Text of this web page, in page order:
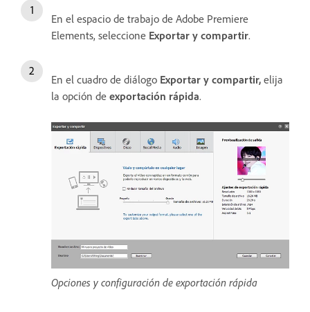
En el espacio de trabajo de Adobe Premiere
Elements, seleccione Exportar y compartir.
En el cuadro de diálogo Exportar y compartir, elija
la opción de exportación rápida.
Opciones y configuración de exportación rápida